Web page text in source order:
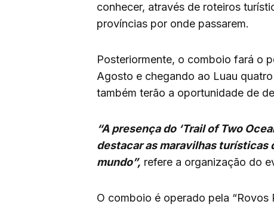
conhecer, através de roteiros
províncias por onde passarem.
Posteriormente, o comboio fará o
Agosto e chegando ao Luau
também terão a oportunidade de
“A presença do ‘Trail of Two
destacar as maravilhas turísticas
mundo”, refere a organização do
O comboio é operado pela “Rovos